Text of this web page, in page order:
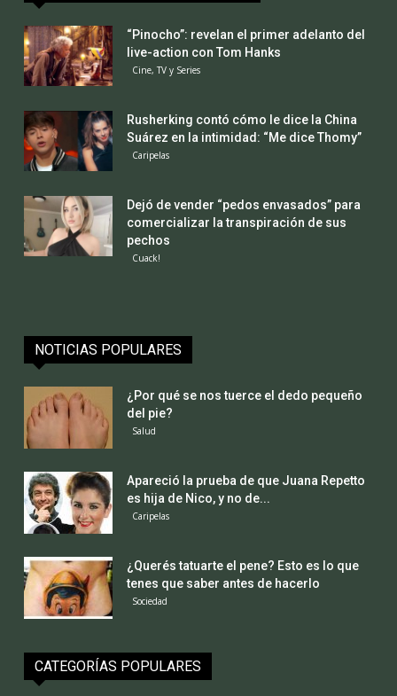
“Pinocho”: revelan el primer adelanto del
live-action con Tom Hanks
Cine, TV y Series
Rusherking contó cómo le dice la China
Suárez en la intimidad: “Me dice Thomy”
Caripelas
Dejó de vender “pedos envasados” para
comercializar la transpiración de sus
pechos
Cuack!
NOTICIAS POPULARES
¿Por qué se nos tuerce el dedo pequeño
del pie?
Salud
Apareció la prueba de que Juana Repetto
es hija de Nico, y no de...
Caripelas
¿Querés tatuarte el pene? Esto es lo que
tenes que saber antes de hacerlo
Sociedad
CATEGORÍAS POPULARES